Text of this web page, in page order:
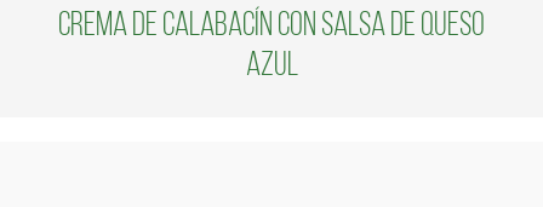
Crema de calabacín con salsa de queso
azul